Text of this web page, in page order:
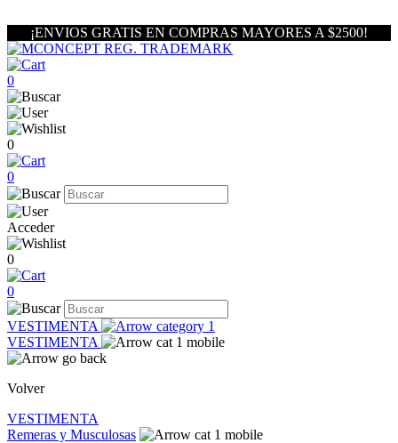
¡ENVIOS GRATIS EN COMPRAS MAYORES A $2500!
0
0
0
Acceder
0
0
VESTIMENTA
VESTIMENTA
Volver
VESTIMENTA
Remeras y Musculosas